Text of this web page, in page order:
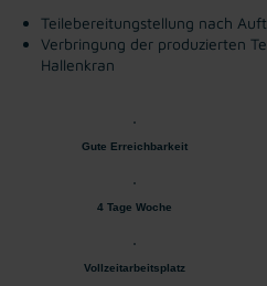
Teilebereitungstellung nach
Verbringung der produzierten
Hallenkran
Gute Erreichbarkeit
4 Tage Woche
Vollzeitarbeitsplatz